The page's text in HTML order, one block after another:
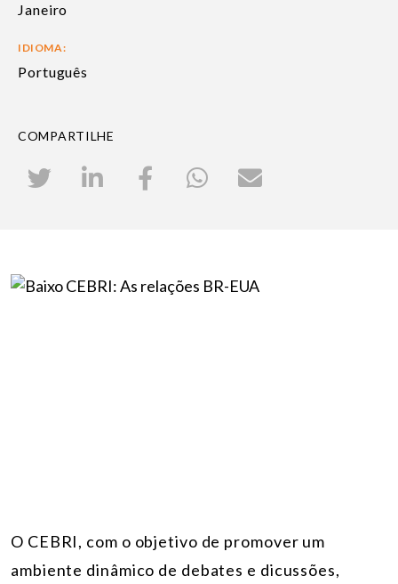
Janeiro
IDIOMA:
Português
COMPARTILHE
O CEBRI, com o objetivo de promover um
ambiente dinâmico de debates e dicussões,